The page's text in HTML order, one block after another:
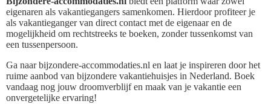
eigenaren als vakantiegangers samenkomen. Hierdoor profiteer je
als vakantieganger van direct contact met de eigenaar en de
mogelijkheid om rechtstreeks te boeken, zonder tussenkomst van
een tussenpersoon.
Ga naar bijzondere-accommodaties.nl en laat je inspireren door het
ruime aanbod van bijzondere vakantiehuisjes in Nederland. Boek
vandaag nog jouw droomverblijf en maak van je vakantie een
onvergetelijke ervaring!